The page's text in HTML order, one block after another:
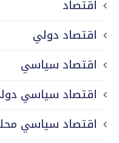
اقتصاد
اقتصاد دولي
اقتصاد سياسي
اقتصاد سياسي
اقتصاد سياسي